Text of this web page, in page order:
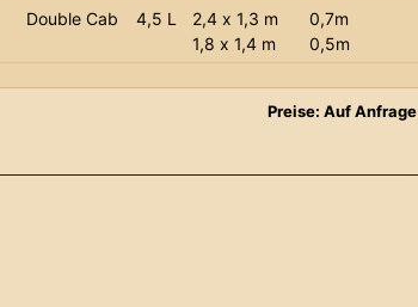
Double Cab 4,5 L
2,4 x 1,3 m
1,8 x 1,4 m
0,7m
0,5m
Preise: Auf Anfrage